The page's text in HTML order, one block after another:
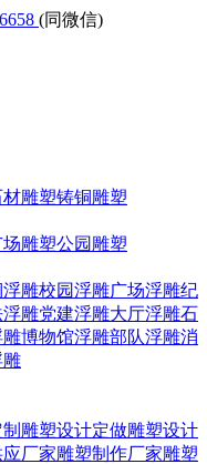
(同微信)
雕塑铸铜雕塑
场雕塑公园雕塑
雕校园浮雕广场浮雕纪
雕党建浮雕大厅浮雕石
雕博物馆浮雕部队浮雕消
雕
雕塑设计定做雕塑设计
厂家雕塑制作厂家雕塑